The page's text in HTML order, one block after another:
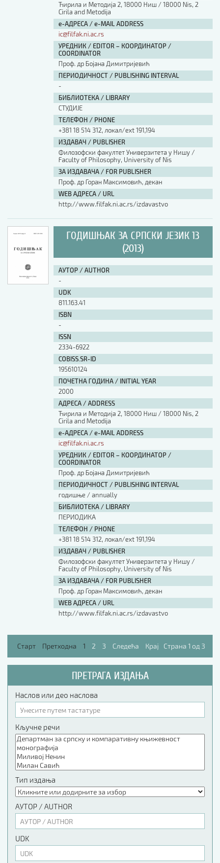
Ћирила и Методија 2, 18000 Ниш / 18000 Nis, 2
Cirila and Metodija
е-АДРЕСА / e-MAIL ADDRESS
ic@filfak.ni.ac.rs
УРЕДНИК / EDITOR – КООРДИНАТОР /
COORDINATOR
Проф. др Бојана Димитријевић
ПЕРИОДИЧНОСТ / PUBLISHING INTERVAL
-
БИБЛИОТЕКА / LIBRARY
СТУДИЈЕ
ТЕЛЕФОН / PHONE
+381 18 514 312, локал/ext 191,194
ИЗДАВАЧ / PUBLISHER
Филозофски факултет Универзитета у Нишу /
Faculty of Philosophy, University of Nis
ЗА ИЗДАВАЧА / FOR PUBLISHER
Проф. др Горан Максимовић, декан
WEB АДРЕСА / URL
http://www.filfak.ni.ac.rs/izdavastvo
ГОДИШЊАК ЗА СРПСКИ ЈЕЗИК 13
(2013)
АУТОР / AUTHOR
-
UDK
811.163.41
ISBN
-
ISSN
2334-6922
COBISS.SR-ID
195610124
ПОЧЕТНА ГОДИНА / INITIAL YEAR
2000
АДРЕСА / ADDRESS
Ћирила и Методија 2, 18000 Ниш / 18000 Nis, 2
Cirila and Metodija
е-АДРЕСА / e-MAIL ADDRESS
ic@filfak.ni.ac.rs
УРЕДНИК / EDITOR – КООРДИНАТОР /
COORDINATOR
Проф. др Бојана Димитријевић
ПЕРИОДИЧНОСТ / PUBLISHING INTERVAL
годишње / annually
БИБЛИОТЕКА / LIBRARY
ПЕРИОДИКА
ТЕЛЕФОН / PHONE
+381 18 514 312, локал/ext 191,194
ИЗДАВАЧ / PUBLISHER
Филозофски факултет Универзитета у Нишу /
Faculty of Philosophy, University of Nis
ЗА ИЗДАВАЧА / FOR PUBLISHER
Проф. др Горан Максимовић, декан
WEB АДРЕСА / URL
http://www.filfak.ni.ac.rs/izdavastvo
Старт Претходна 1 2 3 Следећа Крај Страна 1 од 3
ПРЕТРАГА ИЗДАЊА
Наслов или део наслова
Кључне речи
Тип издања
АУТОР / AUTHOR
UDK